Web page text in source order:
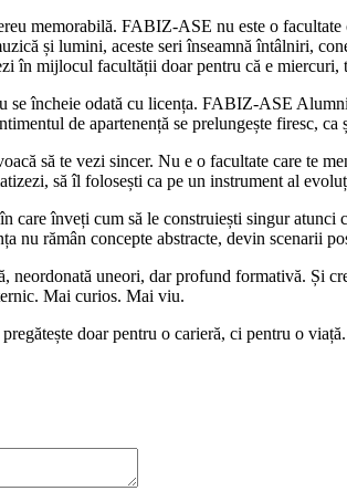
memorabilă. FABIZ-ASE nu este o
și lumini, aceste seri înseamnă întâlniri,
în mijlocul facultății doar pentru că e miercuri,
încheie odată cu licența. FABIZ-ASE
de apartenență se prelungește firesc,
să te vezi sincer. Nu e o facultate care te
să îl folosești ca pe un instrument al
înveți cum să le construiești singur
nu rămân concepte abstracte, devin scenarii
uneori, dar profund formativă. Și
Mai curios. Mai viu.
doar pentru o carieră, ci pentru o viață.